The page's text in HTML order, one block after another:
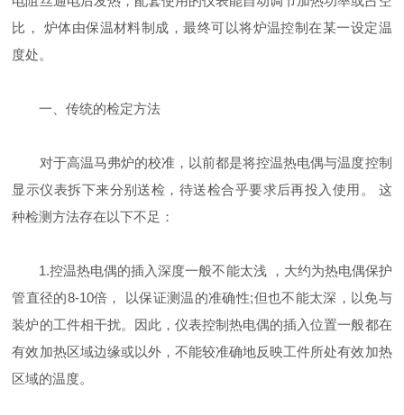
比， 炉体由保温材料制成，最终可以将炉温控制在某一设定温
度处。
一、传统的检定方法
对于高温马弗炉的校准，以前都是将控温热电偶与温度控制
显示仪表拆下来分别送检，待送检合乎要求后再投入使用。 这
种检测方法存在以下不足：
1.控温热电偶的插入深度一般不能太浅 ，大约为热电偶保护
管直径的8-10倍， 以保证测温的准确性;但也不能太深，以免与
装炉的工件相干扰。因此，仪表控制热电偶的插入位置一般都在
有效加热区域边缘或以外，不能较准确地反映工件所处有效加热
区域的温度。